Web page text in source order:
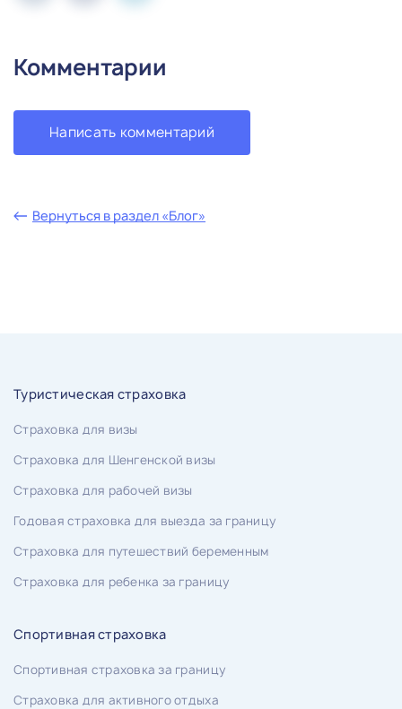
Комментарии
Написать комментарий
Вернуться в раздел «Блог»
Туристическая страховка
Страховка для визы
Страховка для Шенгенской визы
Страховка для рабочей визы
Годовая страховка для выезда за границу
Страховка для путешествий беременным
Страховка для ребенка за границу
Спортивная страховка
Спортивная страховка за границу
Страховка для активного отдыха